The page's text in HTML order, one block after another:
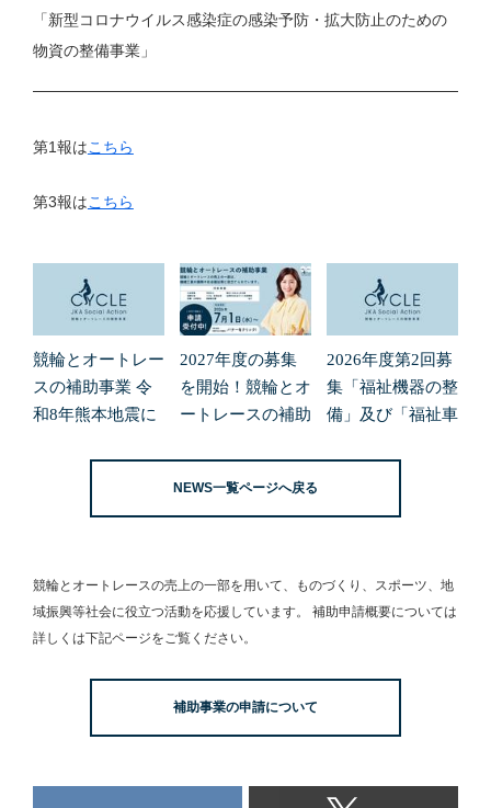
「新型コロナウイルス感染症の感染予防・拡大防止のための
物資の整備事業」
第1報はこちら
第3報はこちら
競輪とオートレー
スの補助事業 令
和8年熊本地震に
2027年度の募集
を開始！競輪とオ
ートレースの補助
2026年度第2回募
集「福祉機器の整
備」及び「福祉車
NEWS一覧ページへ戻る
競輪とオートレースの売上の一部を用いて、
ものづくり、スポーツ、地
域振興等社会に役立つ活動を応援しています。
補助申請概要については
詳しくは下記ページをご覧ください。
補助事業の申請について